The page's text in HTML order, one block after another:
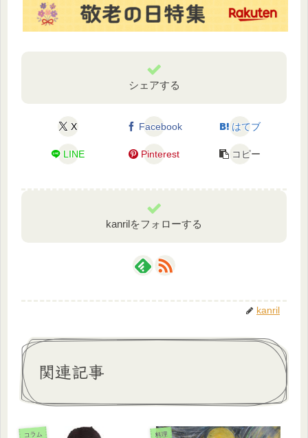
シェアする
X Facebook はてブ
LINE Pinterest コピー
kanrilをフォローする
kanril
関連記事
コラム 料理